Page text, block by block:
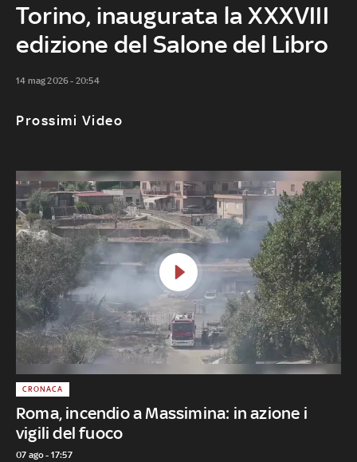
Torino, inaugurata la XXXVIII
edizione del Salone del Libro
14 mag 2026 - 20:54
Prossimi Video
Roma, incendio a Massimina: in azione i
vigili del fuoco
CRONACA
07 ago - 17:57